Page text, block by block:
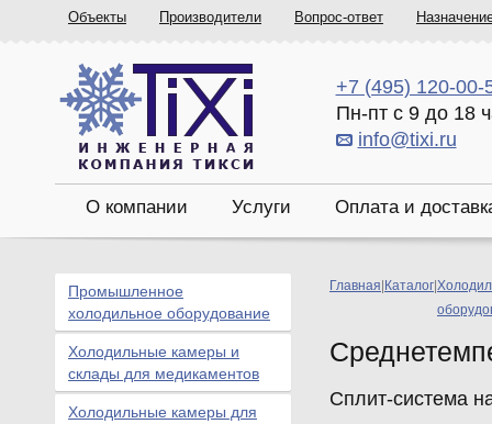
Объекты Производители Вопрос-ответ
+7 (495) 120-00-
Пн-пт с 9 до 18
info@tixi.ru
О компании Услуги Оплата и
Главная Каталог
Сплит-система
Промышленное
холодильное оборудование
Холодильные камеры и
склады для медикаментов
Холодильные камеры для